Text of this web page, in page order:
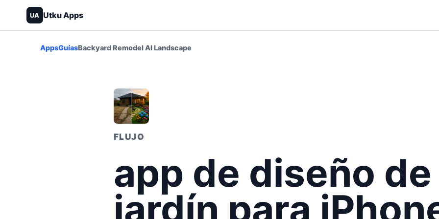
UA Utku Apps
AppsGuíasBackyard Remodel AI Landscape
FLUJO
app de diseño de
jardín para